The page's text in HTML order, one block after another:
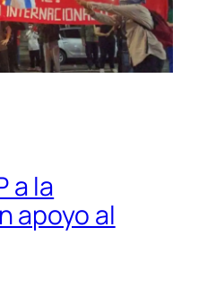
a la
apoyo al